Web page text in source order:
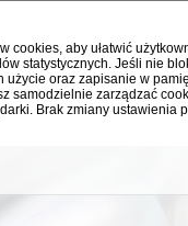
cookies, aby ułatwić
statystycznych. Jeśli nie
użycie oraz zapisanie w
samodzielnie zarządzać
Brak zmiany ustawienia